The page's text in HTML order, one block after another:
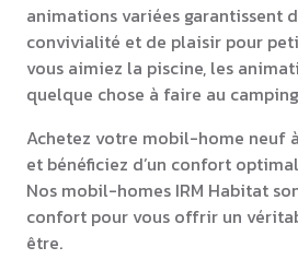
animations variées garantissent
convivialité et de plaisir pour
vous aimiez la piscine, les
quelque chose à faire au
Achetez votre mobil-home neuf
et bénéficiez d’un confort
Nos mobil-homes IRM Habitat
confort pour vous offrir un
être.